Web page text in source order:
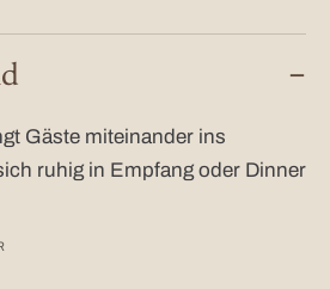
Gäste miteinander ins
ruhig in Empfang oder Dinner